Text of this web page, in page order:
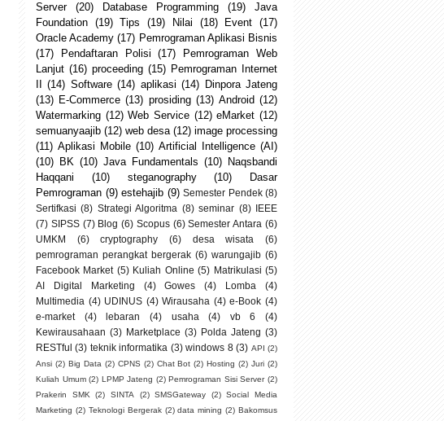
Server
(20) Database Programming (19)
Java
Foundation (19) Tips (19) Nilai (18) Event
(17)
Oracle Academy (17) Pemrograman Aplikasi Bisnis
(17)
Pendaftaran Polisi (17)
Pemrograman Web
Lanjut (16) proceeding (15) Pemrograman Internet
(14) Software (14) aplikasi (14) Dinpora Jateng
(13) E-Commerce (13) prosiding (13) Android (12)
Watermarking (12) Web Service (12) eMarket (12)
semuanyaajib (12) web desa (12) image processing
(11) Aplikasi Mobile (10) Artificial Intelligence (AI)
(10) BK (10) Java Fundamentals (10) Naqsbandi
Haqqani
(10) steganography (10)
Dasar
Pemrograman (9) estehajib (9) Semester Pendek (8)
Sertifkasi (8) Strategi Algoritma (8) seminar (8)
IEEE
(7) SIPSS (7) Blog (6) Scopus (6) Semester Antara (6)
UMKM
(6) cryptography (6) desa wisata
(6)
pemrograman perangkat bergerak (6) warungajib (6)
Facebook Market (5) Kuliah Online (5) Matrikulasi (5)
AI Digital Marketing
(4) Gowes (4) Lomba
(4)
Multimedia (4) UDINUS (4) Wirausaha (4) e-Book (4)
e-market
(4) lebaran (4) usaha (4) vb 6
(4)
Kewirausahaan (3) Marketplace (3) Polda Jateng (3)
RESTful
(3) teknik informatika (3) windows 8 (3) API (2)
Ansi (2) Big Data (2) CPNS (2) Chat Bot (2) Hosting (2) Juri (2)
Kuliah Umum (2) LPMP Jateng (2) Pemrograman Sisi Server (2)
Prakerin SMK
(2) SINTA (2) SMSGateway (2)
Social Media
Marketing (2) Teknologi Bergerak (2) data mining (2) Bakomsus